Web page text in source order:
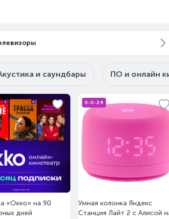
и саундбары ПО и онлайн
«Окко» на 90
дней
0-0-24
Умная колонка Яндекс
Станция Лайт 2 с Алисой